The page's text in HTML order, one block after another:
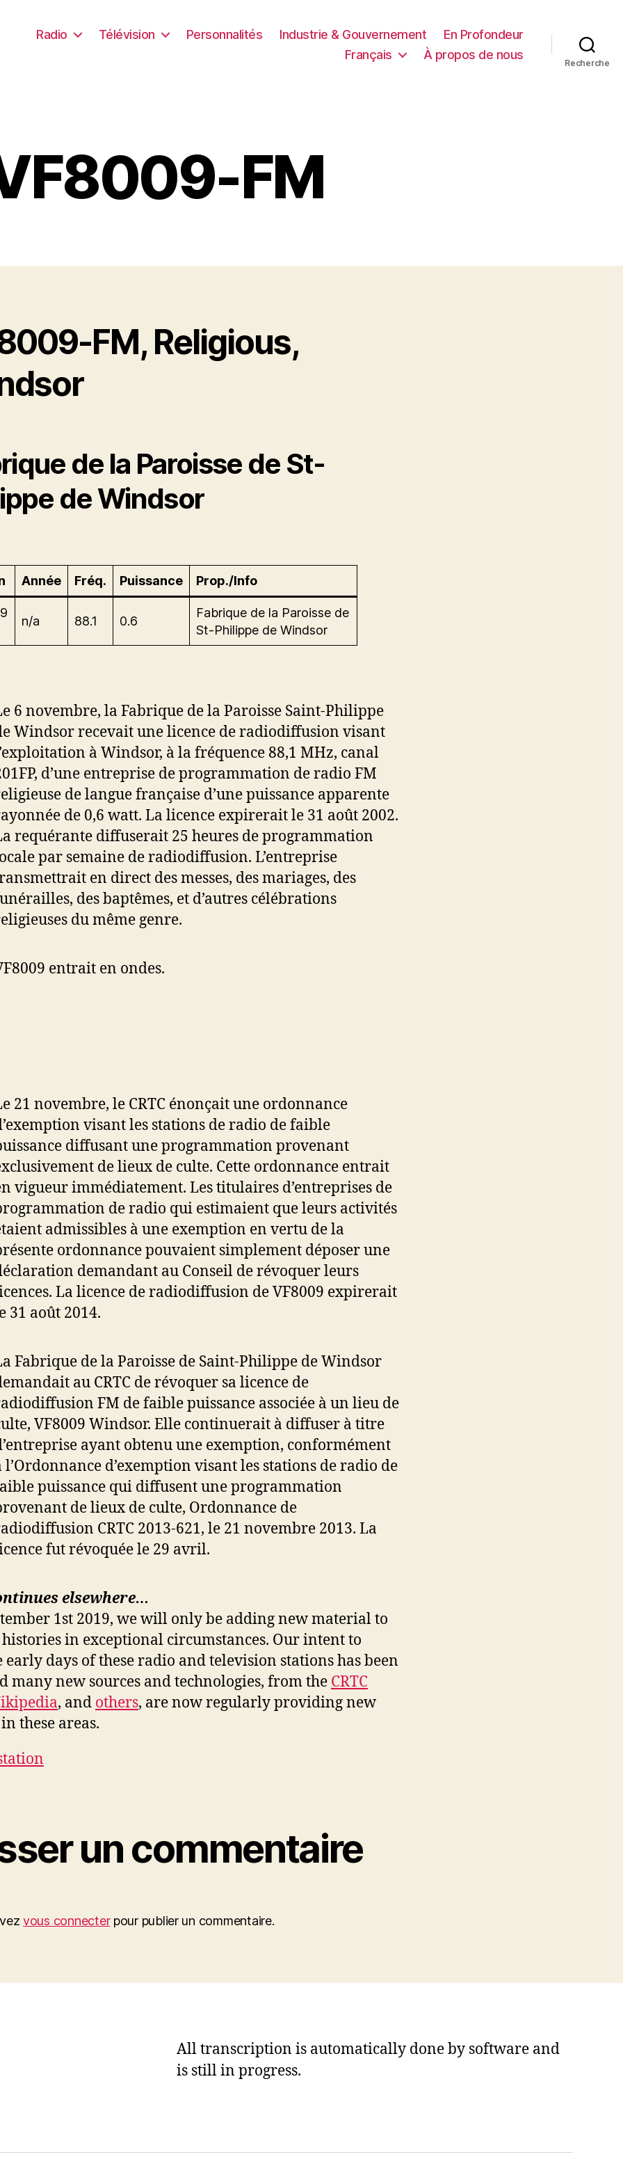
Radio Télévision Personnalités Industrie & Gouvernement
En Profondeur
Français
À propos de nous
Recherche
FM
FM, Religious,
de la Paroisse de St-
de Windsor
Année Fréq. Puissance Prop./Info
n/a 88.1 0.6
Fabrique de la Paroisse de
St-Philippe de Windsor
6 novembre, la Fabrique de la Paroisse Saint-Philippe
Windsor recevait une licence de radiodiffusion visant
à Windsor, à la fréquence 88,1 MHz, canal
d’une entreprise de programmation de radio FM
de langue française d’une puissance apparente
de 0,6 watt. La licence expirerait le 31 août 2002.
requérante diffuserait 25 heures de programmation
par semaine de radiodiffusion. L’entreprise
en direct des messes, des mariages, des
des baptêmes, et d’autres célébrations
du même genre.
entrait en ondes.
21 novembre, le CRTC énonçait une ordonnance
visant les stations de radio de faible
diffusant une programmation provenant
de lieux de culte. Cette ordonnance entrait
vigueur immédiatement. Les titulaires d’entreprises de
de radio qui estimaient que leurs activités
admissibles à une exemption en vertu de la
ordonnance pouvaient simplement déposer une
demandant au Conseil de révoquer leurs
La licence de radiodiffusion de VF8009 expirerait
31 août 2014.
Fabrique de la Paroisse de Saint-Philippe de Windsor
au CRTC de révoquer sa licence de
FM de faible puissance associée à un lieu de
VF8009 Windsor. Elle continuerait à diffuser à titre
ayant obtenu une exemption, conformément
l’Ordonnance d’exemption visant les stations de radio de
puissance qui diffusent une programmation
de lieux de culte, Ordonnance de
CRTC 2013-621, le 21 novembre 2013. La
fut révoquée le 29 avril.
elsewhere…
1st 2019, we will only be adding new material to
in exceptional circumstances. Our intent to
days of these radio and television stations has been
many new sources and technologies, from the CRTC
, and others, are now regularly providing new
these areas.
un commentaire
vous connecterpour publier un commentaire.
All transcription is automatically done by software and
is still in progress.